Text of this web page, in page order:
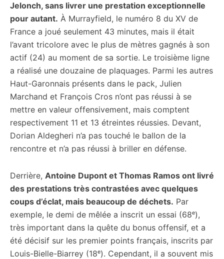
Jelonch, sans livrer une prestation exceptionnelle
pour autant. À Murrayfield, le numéro 8 du XV de
France a joué seulement 43 minutes, mais il était
l’avant tricolore avec le plus de mètres gagnés à son
actif (24) au moment de sa sortie. Le troisième ligne
a réalisé une douzaine de plaquages. Parmi les autres
Haut-Garonnais présents dans le pack, Julien
Marchand et François Cros n’ont pas réussi à se
mettre en valeur offensivement, mais comptent
respectivement 11 et 13 étreintes réussies. Devant,
Dorian Aldegheri n’a pas touché le ballon de la
rencontre et n’a pas réussi à briller en défense.
Derrière, Antoine Dupont et Thomas Ramos ont livré
des prestations très contrastées avec quelques
coups d’éclat, mais beaucoup de déchets. Par
exemple, le demi de mêlée a inscrit un essai (68ᵉ),
très important dans la quête du bonus offensif, et a
été décisif sur les premier points français, inscrits par
Louis-Bielle-Biarrey (18ᵉ). Cependant, il a souvent mis